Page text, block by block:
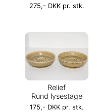
275,- DKK pr. stk.
Relief
Rund lysestage
175,- DKK pr. stk.